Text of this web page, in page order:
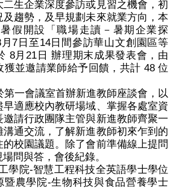
生企業深度參訪或見習之機會，初
及趨勢，及早規劃未來就業方向，本
假開設「職場走讀－暑期企業探
月7 日至 14日間參訪華山文創園區等
8月21 日 辦理期末成果發表會，由
獲並邀請業師給予回饋，共計 48 位
第一會議室首辦新進教師座談會，以
適應校內教研場域、掌握各處室資
請行政團隊主管與新進教師齊聚一
通交流，了解新進教師初來乍到的
校園議題。除了會前準備線上提問
問與答，會後紀錄。
學院-智慧工程科技全英語學士學位
暨農學院-生物科技與食品營養學士